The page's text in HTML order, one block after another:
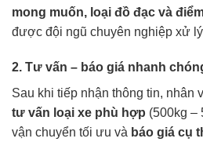
mong muốn, loại đồ đạc và
được đội ngũ chuyên nghiệp xử
2. Tư vấn – báo giá nhanh
Sau khi tiếp nhận thông tin, nhân
tư vấn loại xe phù hợp (500kg –
vận chuyển tối ưu và báo giá cụ